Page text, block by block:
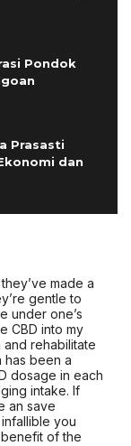
Pondok
Prasasti
dan
made a
gentle to
under one’s
CBD into my
and rehabilitate
has been a
dosage in each
intake. If
an save
you
of the